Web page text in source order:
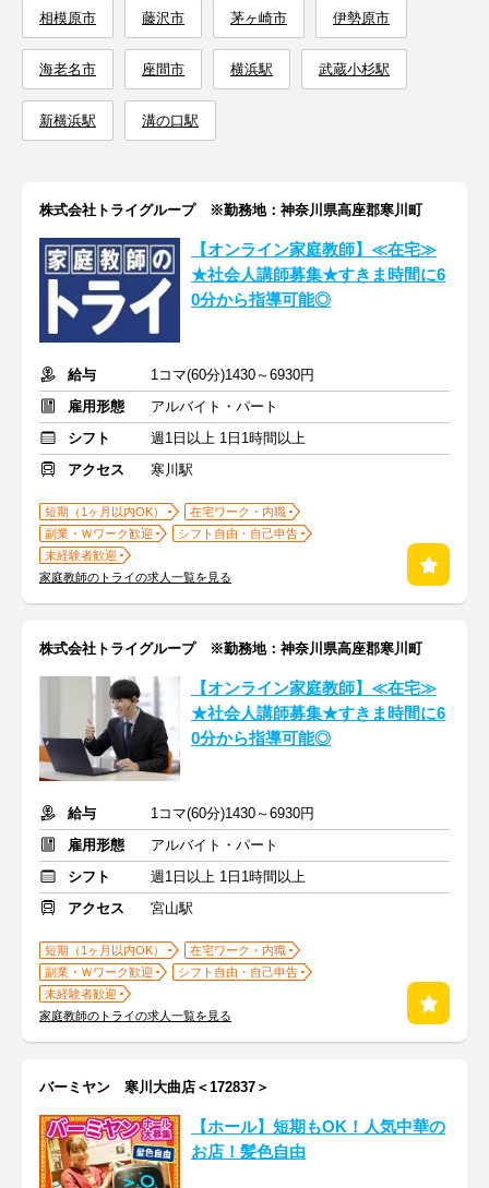
相模原市 藤沢市 茅ヶ崎市 伊勢原市
海老名市 座間市 横浜駅 武蔵小杉駅
新横浜駅 溝の口駅
株式会社トライグループ ※勤務地：神奈川県高座郡寒川町
【オンライン家庭教師】≪在宅≫
★社会人講師募集★すきま時間に6
0分から指導可能◎
給与
1コマ(60分)1430～6930円
雇用形態
アルバイト・パート
シフト
週1日以上 1日1時間以上
アクセス
寒川駅
短期（1ヶ月以内OK）
在宅ワーク・内職
副業・Ｗワーク歓迎
シフト自由・自己申告
未経験者歓迎
家庭教師のトライの求人一覧を見る
株式会社トライグループ ※勤務地：神奈川県高座郡寒川町
【オンライン家庭教師】≪在宅≫
★社会人講師募集★すきま時間に6
0分から指導可能◎
給与
1コマ(60分)1430～6930円
雇用形態
アルバイト・パート
シフト
週1日以上 1日1時間以上
アクセス
宮山駅
短期（1ヶ月以内OK）
在宅ワーク・内職
副業・Ｗワーク歓迎
シフト自由・自己申告
未経験者歓迎
家庭教師のトライの求人一覧を見る
バーミヤン 寒川大曲店＜172837＞
【ホール】短期もOK！人気中華の
お店！髪色自由